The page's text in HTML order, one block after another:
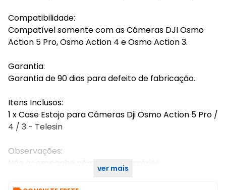
Compatibilidade:
Compatível somente com as Câmeras DJI Osmo
Action 5 Pro, Osmo Action 4 e Osmo Action 3.
Garantia:
Garantia de 90 dias para defeito de fabricação.
Itens Inclusos:
1 x Case Estojo para Câmeras Dji Osmo Action 5 Pro /
4 / 3 - Telesin
Observações:
Não acompanha câmera e acessórios.
ver mais